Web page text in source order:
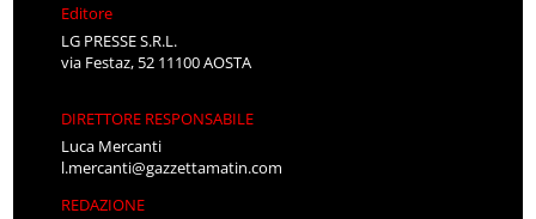
Editore
LG PRESSE S.R.L.
via Festaz, 52 11100 AOSTA
DIRETTORE RESPONSABILE
Luca Mercanti
l.mercanti@gazzettamatin.com
REDAZIONE